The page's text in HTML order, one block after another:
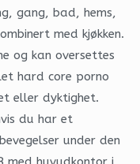
gang, bad, hems,
med kjøkken.
og kan oversettes
hard core porno
eller dyktighet.
du har et
under den